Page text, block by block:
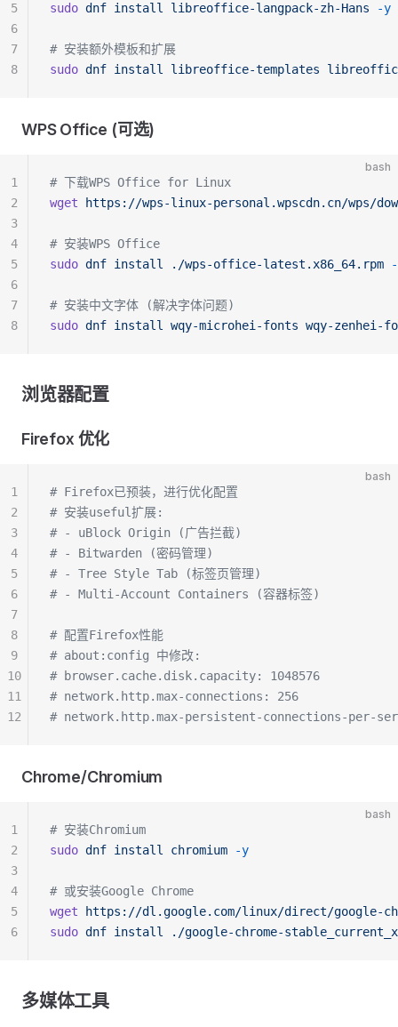
sudo dnf install libreoffice-langpack-zh-Hans -y
# 安装额外模板和扩展
sudo dnf install libreoffice-templates
5
6
7
8
WPS Office (可选)
bash
# 下载WPS Office for Linux
wget https://wps-linux-personal.wpscdn.cn/wps/
# 安装WPS Office
sudo dnf install ./wps-office-latest.x86_64.rpm
# 安装中文字体 (解决字体问题)
sudo dnf install wqy-microhei-fonts wqy-zenhei-
1
2
3
4
5
6
7
8
浏览器配置
Firefox 优化
bash
# Firefox已预装，进行优化配置
# 安装useful扩展:
# - uBlock Origin (广告拦截)
# - Bitwarden (密码管理)
# - Tree Style Tab (标签页管理)
# - Multi-Account Containers (容器标签)
# 配置Firefox性能
# about:config 中修改:
# browser.cache.disk.capacity: 1048576
# network.http.max-connections: 256
# network.http.max-persistent-connections-per-
1
2
3
4
5
6
7
8
9
10
11
12
Chrome/Chromium
bash
# 安装Chromium
sudo dnf install chromium -y
# 或安装Google Chrome
wget https://dl.google.com/linux/direct/google-
sudo dnf install ./google-chrome-
1
2
3
4
5
6
多媒体工具